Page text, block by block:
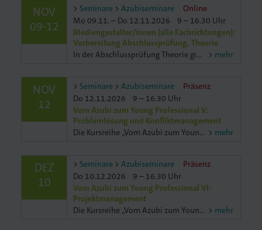
NOV
09-12
Seminare Azubiseminare
Online
Mo 09.11. – Do 12.11.2026
9 – 16.30 Uhr
Mediengestalter/innen (alle Fachrichtungen):
Vorbereitung Abschlussprüfung, Theorie
In der Abschlussprüfung Theorie gibt es in der alten und neuen Verordnung jeweils 12 Aufgaben für den Prüfungsbereiche 2 „Konzeption und Gestaltung (alte VO) / Medien konzipieren, gestalten und pd
mehr
NOV
12
Seminare Azubiseminare
Präsenz
Do 12.11.2026
9 – 16.30 Uhr
Vom Azubi zum Young Professional V:
Problemlösung und Konfliktmanagement
Die Kursreihe „Vom Azubi zum Young Professional" sorgt für einen gelungenen Einstieg ins Berufsleben. Mit diesem Know-how meistern Sie Ausbildung und Prüfungen perfekt. Übernehmen Sie selbständindig
mehr
DEZ
10
Seminare Azubiseminare
Präsenz
Do 10.12.2026
9 – 16.30 Uhr
Vom Azubi zum Young Professional VI:
Projektmanagement
Die Kursreihe „Vom Azubi zum Young Professional" sorgt für einen gelungenen Einstieg ins Berufsleben. Mit diesem Know-how meistern Sie Ausbildung und Prüfungen perfekt. Übernehmen Sie selbständindig
mehr